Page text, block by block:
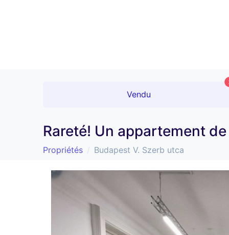
Vendu
Rareté! Un appartement
Propriétés
Budapest V. Szerb utca